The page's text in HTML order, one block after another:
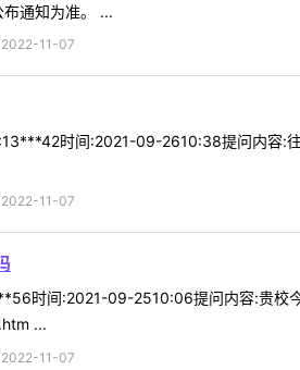
通知为准。 ...
2022-11-07
时间:2021-09-2610:38提问内容:
2022-11-07
时间:2021-09-2510:06提问内容:贵校
...
2022-11-07